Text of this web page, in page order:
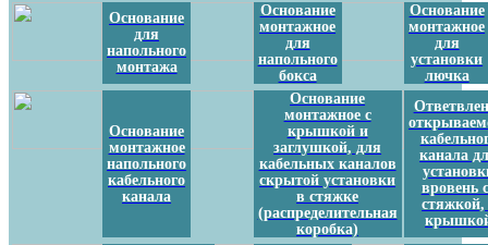
Основание
для
напольного
монтажа
Основание
монтажное
для
напольного
бокса
Основание
монтажное
для
установки
лючка
Основание
монтажное
напольного
кабельного
канала
Основание
монтажное с
крышкой и
заглушкой, для
кабельных каналов
скрытой установки
в стяжке
(распределительная
коробка)
канала
вровень
стяжкой,